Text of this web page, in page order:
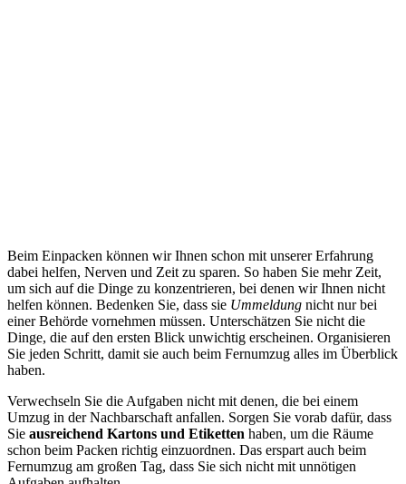
Beim Einpacken können wir Ihnen schon mit unserer Erfahrung
dabei helfen, Nerven und Zeit zu sparen. So haben Sie mehr Zeit,
um sich auf die Dinge zu konzentrieren, bei denen wir Ihnen nicht
helfen können. Bedenken Sie, dass sie Ummeldung nicht nur bei
einer Behörde vornehmen müssen. Unterschätzen Sie nicht die
Dinge, die auf den ersten Blick unwichtig erscheinen. Organisieren
Sie jeden Schritt, damit sie auch beim Fernumzug alles im Überblick
haben.
Verwechseln Sie die Aufgaben nicht mit denen, die bei einem
Umzug in der Nachbarschaft anfallen. Sorgen Sie vorab dafür, dass
Sie ausreichend Kartons und Etiketten haben, um die Räume
schon beim Packen richtig einzuordnen. Das erspart auch beim
Fernumzug am großen Tag, dass Sie sich nicht mit unnötigen